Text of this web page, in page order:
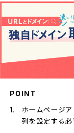
POINT
ホームページ
列を設定する必